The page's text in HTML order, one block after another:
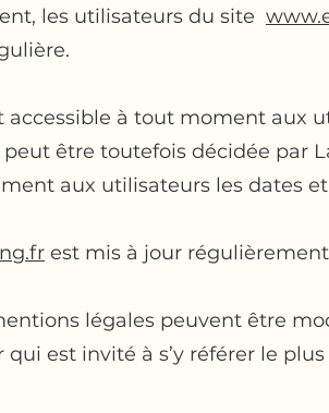
les utilisateurs du site
accessible à tout moment aux
être toutefois décidée par
aux utilisateurs les dates
est mis à jour
légales peuvent être
est invité à s’y référer le